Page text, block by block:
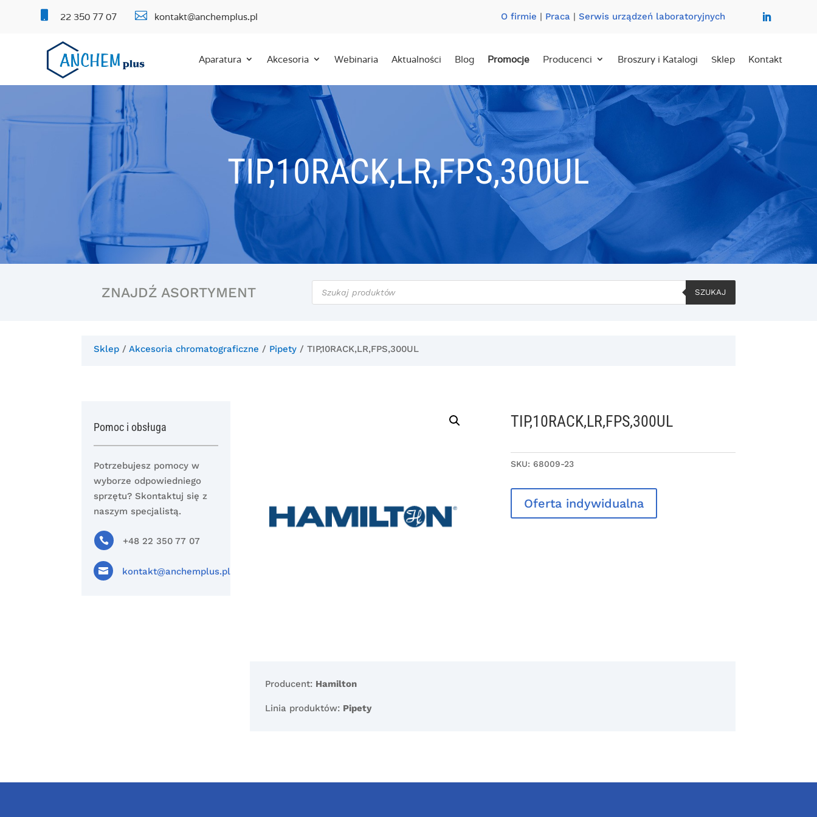
22 350 77 07  kontakt@anchemplus.pl O firmie | Praca| Serwis urządzeń laboratoryjnych
Aparatura Akcesoria Webinaria Aktualności Blog Promocje Producenci Broszury i Katalogi Sklep Kontakt
TIP,10RACK,LR,FPS,300UL
ZNAJDŹ ASORTYMENT
Wyszukiwarka
produktów
SZUKAJ
Sklep /Akcesoria chromatograficzne / Pipety / TIP,10RACK,LR,FPS,300UL
Pomoc i obsługa
Potrzebujesz pomocy w
wyborze odpowiedniego
sprzętu? Skontaktuj się z
naszym specjalistą.
 +48 22 350 77 07
 kontakt@anchemplus.pl
TIP,10RACK,LR,FPS,300UL
SKU: 68009-23
Oferta indywidualna
Producent: Hamilton
Linia produktów: Pipety